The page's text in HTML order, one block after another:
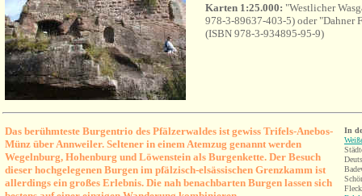
Karten 1:25.000: "Westlicher
978-3-89637-403-5) oder "Dahner
(ISBN 978-3-934895-95-9)
Das berühmteste Burgentrio des Pfälzerwaldes ist gewiss Trifels-Anebos-
Münz über Annweiler. Seltener in einem Atemzug genannt werden
Wegelnburg, Hohenburg und Löwenstein als Burgenkette. Der Besuch
dieser hochgelegenen Burgen im pfälzisch-elsässischen Grenzkamm ist
allerdings ein großes Erlebnis. Die nah benachbarten Burgen lassen sich
In